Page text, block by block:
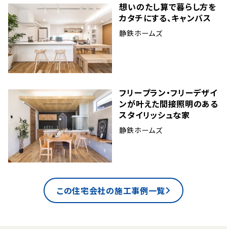
想いのたし算で暮らし方を
カタチにする、キャンバス
静鉄ホームズ
フリープラン・フリーデザイ
ンが叶えた間接照明のある
スタイリッシュな家
静鉄ホームズ
この住宅会社の施工事例一覧